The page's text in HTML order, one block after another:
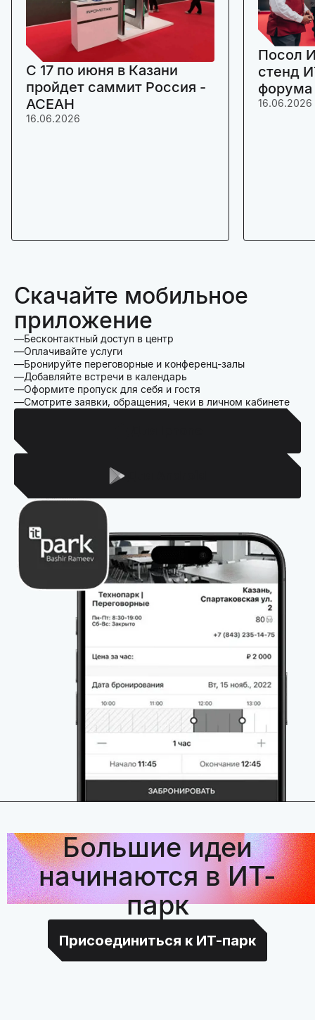
C 17 по июня в Казани
пройдет саммит Россия -
АСЕАН
16.06.2026
Посол
стенд
16.06.2026
Скачайте мобильное
приложение
Бесконтактный доступ в центр
Оплачивайте услуги
Бронируйте переговорные и конференц-залы
Добавляйте встречи в календарь
Оформите пропуск для себя и гостя
Смотрите заявки, обращения, чеки в личном кабинете
Большие идеи
начинаются в ИТ-
парк
Присоединиться к ИТ-парк